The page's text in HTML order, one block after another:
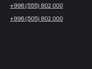
+996 (555) 802 000
+996 (505) 802 000